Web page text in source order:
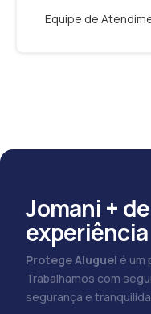
Equipe de
Jomani +
experiência
Protege Aluguel é um
Trabalhamos com
segurança e